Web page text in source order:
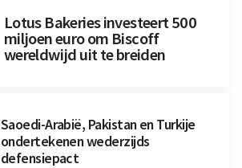
Lotus Bakeries investeert 500
miljoen euro om Biscoff
wereldwijd uit te breiden
Saoedi-Arabië, Pakistan en Turkije
ondertekenen wederzijds
defensiepact